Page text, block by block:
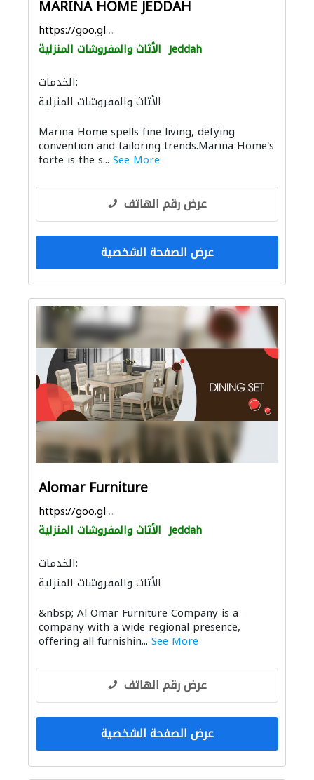
MARINA HOME JEDDAH
https://goo.gl/maps/e5zsmkCitzi5X9wm6
الأثاث والمفروشات المنزلية Jeddah
الخدمات:
الأثاث والمفروشات المنزلية
Marina Home spells fine living, defying
convention and tailoring trends.Marina Home's
forte is the s... See More
عرض رقم الهاتف
عرض الصفحة الشخصية
Alomar Furniture
https://goo.gl/maps/5bKnS3MefpotcHdz8
الأثاث والمفروشات المنزلية Jeddah
الخدمات:
الأثاث والمفروشات المنزلية
&nbsp; Al Omar Furniture Company is a
company with a wide regional presence,
offering all furnishin... See More
عرض رقم الهاتف
عرض الصفحة الشخصية